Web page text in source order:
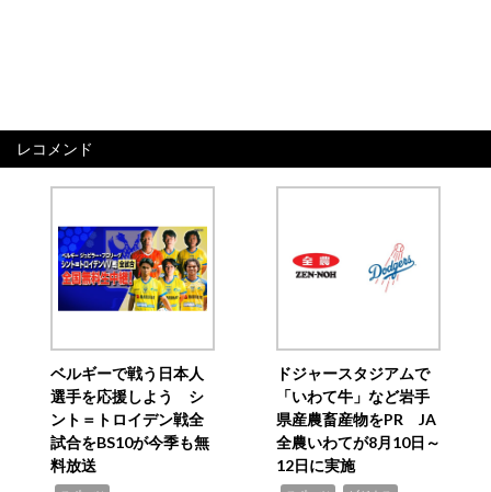
レコメンド
ベルギーで戦う日本人
選手を応援しよう シ
ント＝トロイデン戦全
試合をBS10が今季も無
料放送
ドジャースタジアムで
「いわて牛」など岩手
県産農畜産物をPR JA
全農いわてが8月10日～
12日に実施